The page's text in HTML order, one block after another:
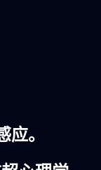
。